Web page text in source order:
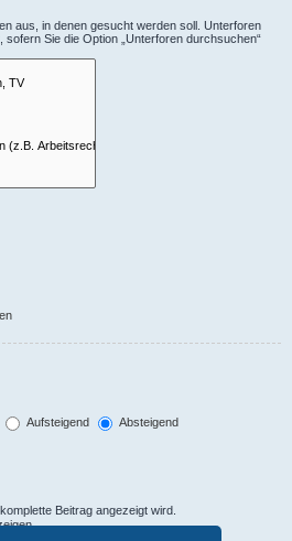
aus, in denen gesucht werden soll. Unterforen
Sie die Option „Unterforen durchsuchen“
Aufsteigend
Absteigend
Beitrag angezeigt wird.